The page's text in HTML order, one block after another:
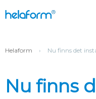
Helaform › Nu finns det
Nu finns